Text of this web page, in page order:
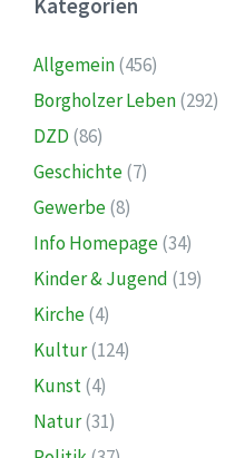
Kategorien
Allgemein(456)
Borgholzer Leben(292)
DZD (86)
Geschichte(7)
Gewerbe(8)
Info Homepage(34)
Kinder & Jugend (19)
Kirche(4)
Kultur(124)
Kunst(4)
Natur(31)